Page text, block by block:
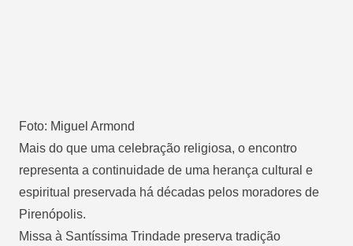
Foto: Miguel Armond
Mais do que uma celebração religiosa, o encontro
representa a continuidade de uma herança cultural e
espiritual preservada há décadas pelos moradores de
Pirenópolis.
Missa à Santíssima Trindade preserva tradição